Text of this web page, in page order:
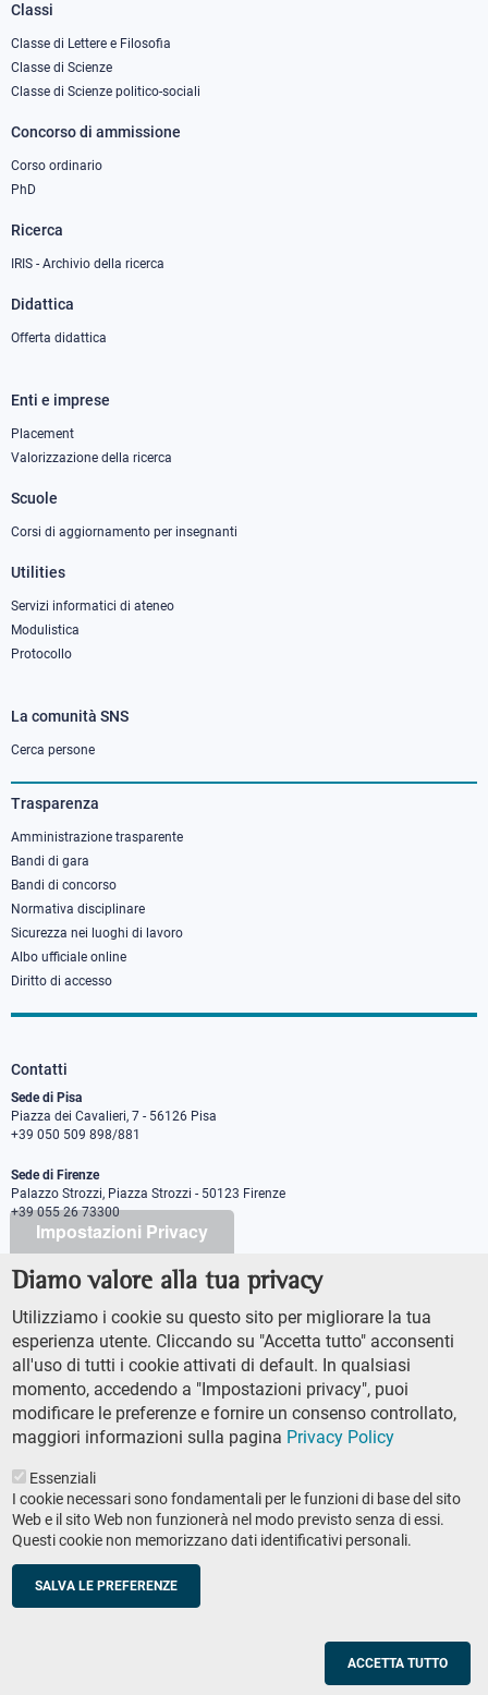
Impostazioni Privacy
Diamo valore alla tua privacy
Utilizziamo i cookie su questo sito per migliorare la tua
esperienza utente. Cliccando su "Accetta tutto" acconsenti
all'uso di tutti i cookie attivati di default. In qualsiasi
momento, accedendo a "Impostazioni privacy", puoi
modificare le preferenze e fornire un consenso controllato,
maggiori informazioni sulla pagina Privacy Policy
Essenziali
I cookie necessari sono fondamentali per le funzioni di base del sito
Web e il sito Web non funzionerà nel modo previsto senza di essi.
Questi cookie non memorizzano dati identificativi personali.
SALVA LE PREFERENZE
ACCETTA TUTTO
Footer
column
1
Classi
Classe di Lettere e Filosofia
Classe di Scienze
Classe di Scienze politico-sociali
Concorso di ammissione
Corso ordinario
PhD
Ricerca
IRIS - Archivio della ricerca
Didattica
Offerta didattica
Footer
column
Enti e imprese
Placement
Valorizzazione della ricerca
Scuole
Corsi di aggiornamento per insegnanti
Utilities
Servizi informatici di ateneo
Modulistica
Protocollo
Footer
column
3
La comunità SNS
Cerca persone
Trasparenza
Amministrazione trasparente
Bandi di gara
Bandi di concorso
Normativa disciplinare
Sicurezza nei luoghi di lavoro
Albo ufficiale online
Diritto di accesso
Contatti
Sede di Pisa
Piazza dei Cavalieri, 7 - 56126 Pisa
+39 050 509 898/881
Sede di Firenze
Palazzo Strozzi, Piazza Strozzi - 50123 Firenze
+39 055 26 73300
PEC protocollo@pec.sns.it
Codice Fiscale 8000 5050507
Ufficio comunicazione
Addetto stampa
URP - Ufficio relazioni con il pubblico
Footer
secondary
AMMINISTRAZIONE TRASPARENTE
© Scuola Normale Superiore 2023